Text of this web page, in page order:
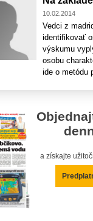
10.02.2014
Vedci z
identifikovať
výskumu
osobu
ide o metódu
a získajte